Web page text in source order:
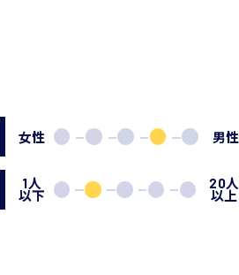
女性 男性
1人
以下
20人
以上